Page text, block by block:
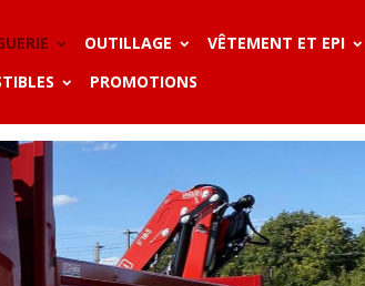
OUTILLAGE VÊTEMENT ET EPI
PROMOTIONS